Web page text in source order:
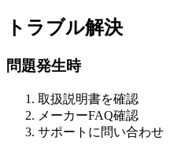
トラブル解決
問題発生時
取扱説明書を確認
メーカーFAQ確認
サポートに問い合わせ